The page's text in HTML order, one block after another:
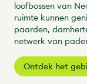
loofbossen van
ruimte kunnen
paarden,
netwerk van
Ontdek het